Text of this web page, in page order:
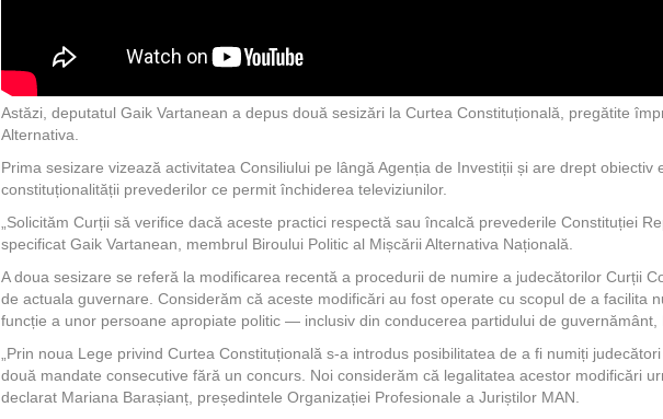
Astăzi, deputatul Gaik Vartanean a depus două sesizări la Curtea Constituțională, pregătite
Alternativa.
Prima sesizare vizează activitatea Consiliului pe lângă Agenția de Investiții și are drept obiectiv
constituționalității prevederilor ce permit închiderea televiziunilor.
„Solicităm Curții să verifice dacă aceste practici respectă sau încalcă prevederile Constituției
specificat Gaik Vartanean, membrul Biroului Politic al Mișcării Alternativa Națională.
A doua sesizare se referă la modificarea recentă a procedurii de numire a judecătorilor Curții
de actuala guvernare. Considerăm că aceste modificări au fost operate cu scopul de a facilita
funcție a unor persoane apropiate politic — inclusiv din conducerea partidului de guvernământ,
„Prin noua Lege privind Curtea Constituțională s-a introdus posibilitatea de a fi numiți
două mandate consecutive fără un concurs. Noi considerăm că legalitatea acestor modificări
declarat Mariana Barașianț, președintele Organizației Profesionale a Juriștilor MAN.